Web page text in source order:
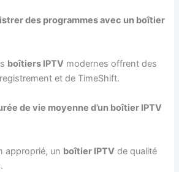
des programmes avec un boîtier
boîtiers IPTV modernes offrent des
et de TimeShift.
de vie moyenne d’un boîtier IPTV
approprié, un boîtier IPTV de qualité